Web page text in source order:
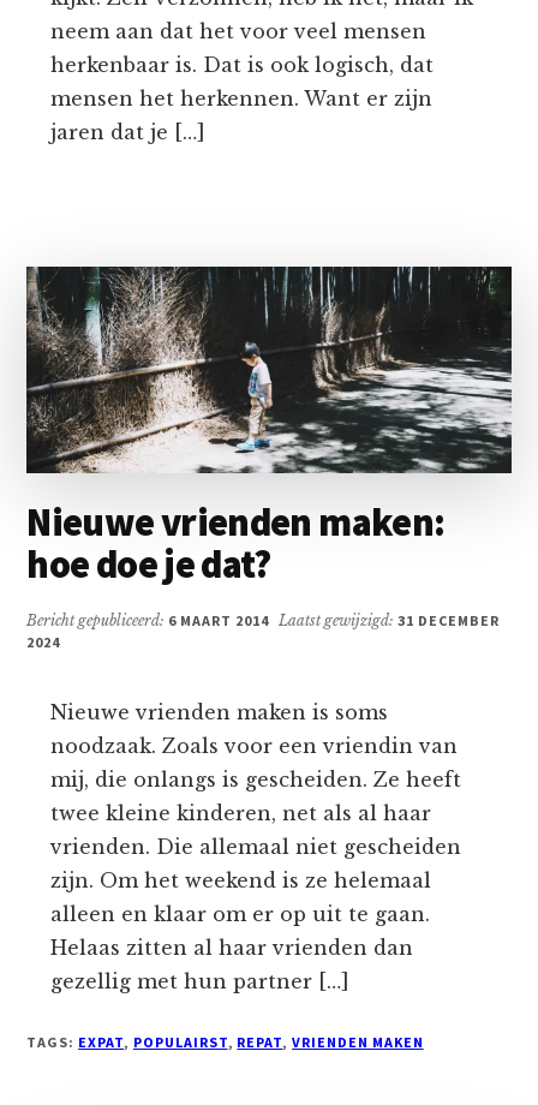
neem aan dat het voor veel mensen
herkenbaar is. Dat is ook logisch, dat
mensen het herkennen. Want er zijn
jaren dat je […]
Nieuwe vrienden maken:
hoe doe je dat?
Bericht gepubliceerd: 6 MAART 2014 Laatst gewijzigd: 31 DECEMBER
2024
Nieuwe vrienden maken is soms
noodzaak. Zoals voor een vriendin van
mij, die onlangs is gescheiden. Ze heeft
twee kleine kinderen, net als al haar
vrienden. Die allemaal niet gescheiden
zijn. Om het weekend is ze helemaal
alleen en klaar om er op uit te gaan.
Helaas zitten al haar vrienden dan
gezellig met hun partner […]
TAGS: EXPAT, POPULAIRST, REPAT,VRIENDEN MAKEN